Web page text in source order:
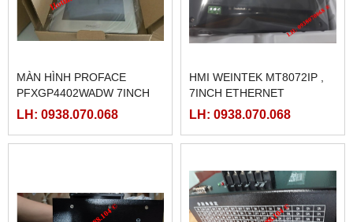
MÀN HÌNH PROFACE
PFXGP4402WADW 7INCH
LH: 0938.070.068
HMI WEINTEK MT8072IP ,
7INCH ETHERNET
LH: 0938.070.068